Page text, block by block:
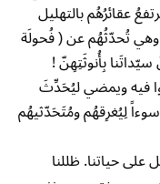
عقائرُهُم بالتهليل
تُحدّثُهُم عن ( فُحولَة
بِأُنوثَتِهِنّ !
فيه ويمضي ليُحَدِّثَ
لِيُغرِقهُم ومُتَحَدّثيهُم
حياتنا. ظللنا